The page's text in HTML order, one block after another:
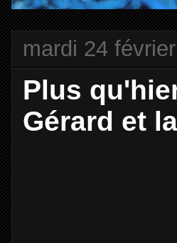
mardi 24
Plus
Gérard et